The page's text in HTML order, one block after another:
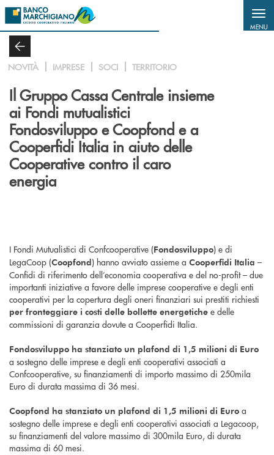
Salta al contenuto principale
MENU
NOVITÀ IMPRESE SOCI TERRITORIO
Il Gruppo Cassa Centrale insieme
ai Fondi mutualistici
Fondosviluppo e Coopfond e a
Cooperfidi Italia in aiuto delle
Cooperative contro il caro
energia
I Fondi Mutualistici di Confcooperative (Fondosviluppo) e di
LegaCoop (Coopfond) hanno avviato assieme a Cooperfidi Italia –
Confidi di riferimento dell’economia cooperativa e del no-profit – due
importanti iniziative a favore delle imprese cooperative e degli enti
cooperativi per la copertura degli oneri finanziari sui prestiti richiesti
per fronteggiare i costi delle bollette energetiche e delle
commissioni di garanzia dovute a Cooperfidi Italia.
Fondosviluppo ha stanziato un plafond di 1,5 milioni di Euro
a sostegno delle imprese e degli enti cooperativi associati a
Confcooperative, su finanziamenti di importo massimo di 250mila
Euro di durata massima di 36 mesi.
Coopfond ha stanziato un plafond di 1,5 milioni di Euro a
sostegno delle imprese e degli enti cooperativi associati a Legacoop,
su finanziamenti del valore massimo di 300mila Euro, di durata
massima di 60 mesi.